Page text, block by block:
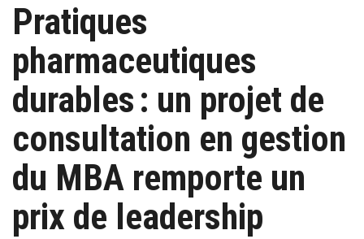
Pratiques
pharmaceutiques
durables : un projet de
consultation en gestion
du MBA remporte un
prix de leadership